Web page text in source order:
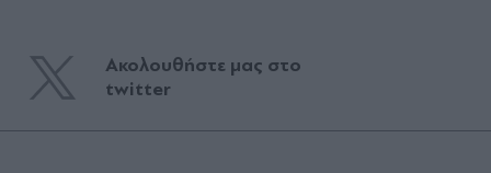
Ακολουθήστε μας στο
twitter